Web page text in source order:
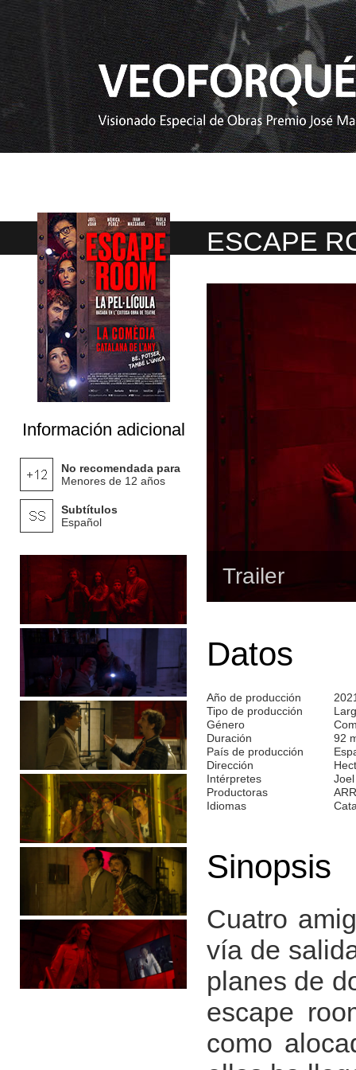
Información adicional
No recomendada para
Menores de 12 años
Subtítulos
Español
ESCAPE
Trailer
Datos
Año de producción
Tipo de producción
Género
Duración
92
País de producción
Dirección
Intérpretes
Productoras
Idiomas
Sinopsis
Cuatro
vía de
planes de
escape
como